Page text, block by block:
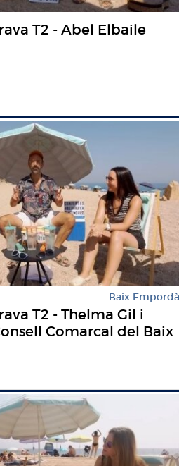
T2 - Abel Elbaile
Baix Empordà
T2 - Thelma Gil i
Comarcal del Baix